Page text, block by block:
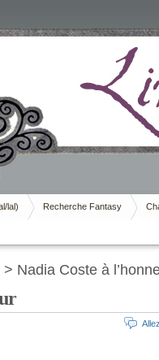
lal) Recherche Fantasy
> Nadia Coste à